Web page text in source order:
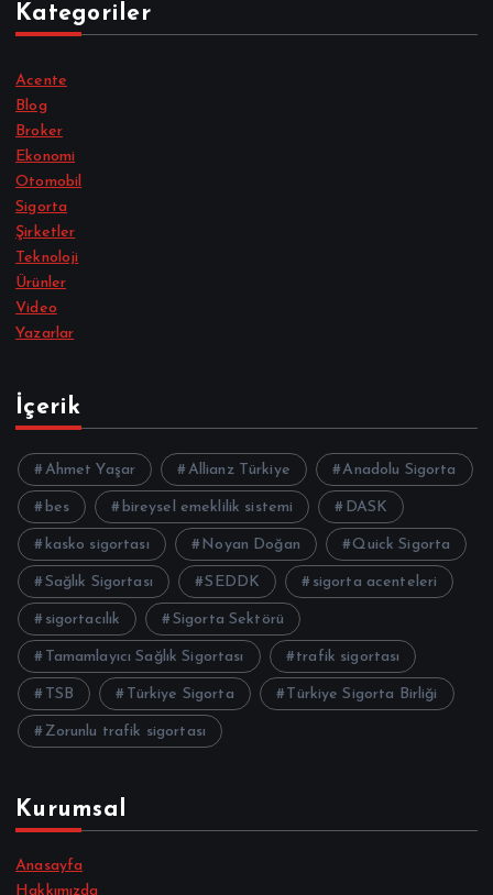
Kategoriler
Acente
Blog
Broker
Ekonomi
Otomobil
Sigorta
Şirketler
Teknoloji
Ürünler
Video
Yazarlar
İçerik
Ahmet Yaşar Allianz Türkiye Anadolu Sigorta
bes bireysel emeklilik sistemi DASK
kasko sigortası Noyan Doğan Quick Sigorta
Sağlık Sigortası SEDDK sigorta acenteleri
sigortacılık Sigorta Sektörü
Tamamlayıcı Sağlık Sigortası trafik sigortası
TSB Türkiye Sigorta Türkiye Sigorta Birliği
Zorunlu trafik sigortası
Kurumsal
Anasayfa
Hakkımızda